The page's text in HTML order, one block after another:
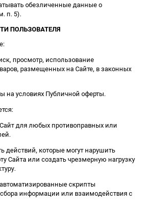
обезличенные данные о
п. 5).
ПОЛЬЗОВАТЕЛЯ
просмотр, использование
размещенных на Сайте, в законных
на условиях Публичной оферты.
для любых противоправных или
действий, которые могут нарушить
Сайта или создать чрезмерную нагрузку
скрипты
информации или взаимодействия с